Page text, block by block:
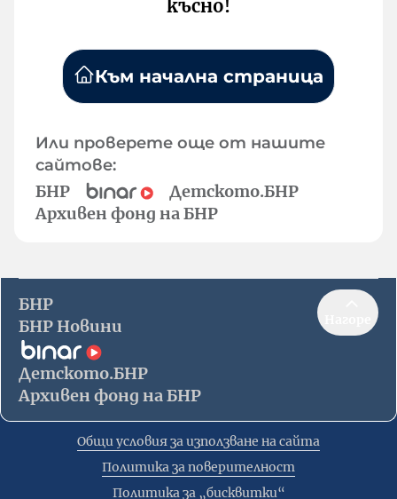
късно!
Към начална страница
Или проверете още от нашите
сайтове:
БНР
Детското.БНР
Архивен фонд на БНР
БНР
БНР Новини
Детското.БНР
Архивен фонд на БНР
Общи условия за използване на сайта
Политика за поверителност
Политика за „бисквитки“